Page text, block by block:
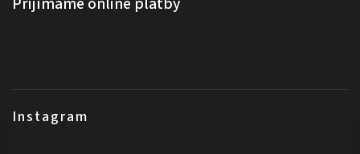
Instagram